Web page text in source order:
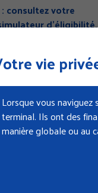
vie
Lorsque vous
terminal. Ils ont des
manière globale ou au
consultez votre
d'éligibilité,
votre
au handicap et à
la maison
: accédez au
accompagné, suivez